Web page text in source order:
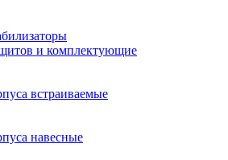
и комплектующие
встраиваемые
навесные